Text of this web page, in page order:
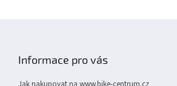
Informace pro vás